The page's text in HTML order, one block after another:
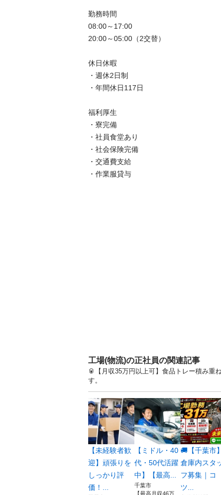
勤務時間
08:00～17:00
20:00～05:00（2交替）
休日休暇
・週休2日制
・年間休日117日
福利厚生
・寮完備
・社員食堂あり
・社会保険完備
・交通費支給
工場(物流)の正社員の関連記事
🥫【月収35万円以上可】食品トレー積み重
す。
【未経験者歓
迎】頑張りを
しっかり評
価！...
【ミドル・40
代・50代活躍
中】【最高...
千葉市
【最高月収46万
🚚【千葉市】
倉庫内スタ
フ募集｜コ
ツ...